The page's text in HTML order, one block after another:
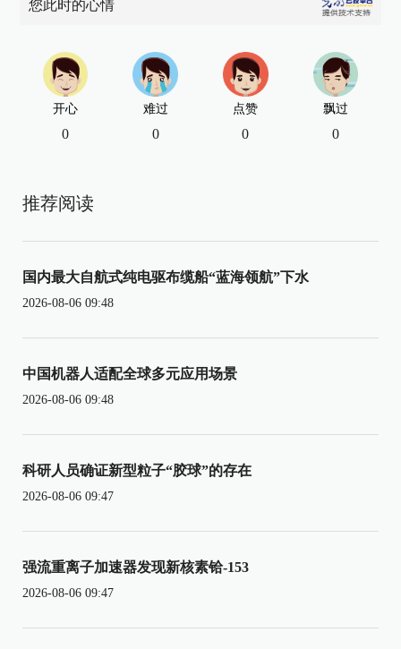
您此时的心情
开心
0
难过
0
点赞
0
飘过
0
推荐阅读
国内最大自航式纯电驱布缆船“蓝海领航”下水
2026-08-06 09:48
中国机器人适配全球多元应用场景
2026-08-06 09:48
科研人员确证新型粒子“胶球”的存在
2026-08-06 09:47
强流重离子加速器发现新核素铪-153
2026-08-06 09:47